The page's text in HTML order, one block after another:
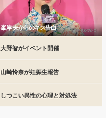
峯岸 夫からのキス告白
大野智がイベント開催
山崎怜奈が妊娠生報告
しつこい異性の心理と対処法